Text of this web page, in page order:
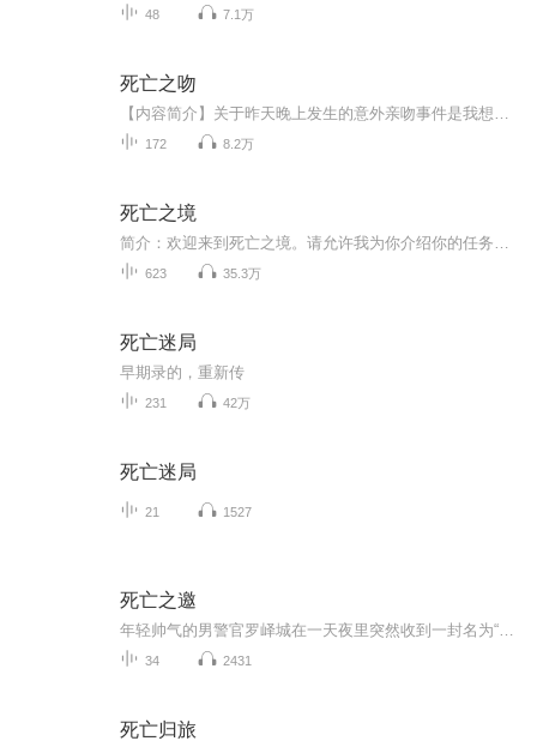
48 7.1万
死亡之吻
172 8.2万
死亡之境
623 35.3万
死亡迷局
早期录的，重新传
231 42万
死亡迷局
21 1527
死亡之邀
34 2431
死亡归旅